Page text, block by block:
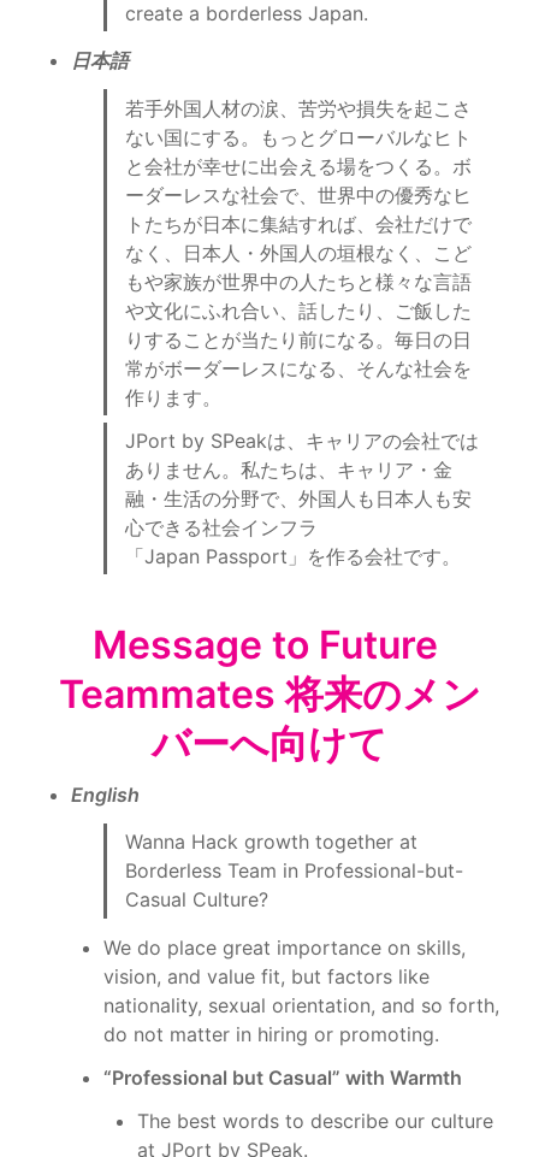
create a borderless Japan.
日本語
若手外国人材の涙、苦労や損失を起こさ
ない国にする。もっとグローバルなヒト
と会社が幸せに出会える場をつくる。ボ
ーダーレスな社会で、世界中の優秀なヒ
トたちが日本に集結すれば、会社だけで
なく、日本人・外国人の垣根なく、こど
もや家族が世界中の人たちと様々な言語
や文化にふれ合い、話したり、ご飯した
りすることが当たり前になる。毎日の日
常がボーダーレスになる、そんな社会を
作ります。
JPort by SPeakは、キャリアの会社では
ありません。私たちは、キャリア・金
融・生活の分野で、外国人も日本人も安
心できる社会インフラ
「Japan Passport」を作る会社です。
Message to Future
Teammates 将来のメン
バーへ向けて
English
Wanna Hack growth together at
Borderless Team in Professional-but-
Casual Culture?
We do place great importance on skills,
vision, and value fit, but factors like
nationality, sexual orientation, and so forth,
do not matter in hiring or promoting.
“Professional but Casual” with Warmth
The best words to describe our culture
at JPort by SPeak.